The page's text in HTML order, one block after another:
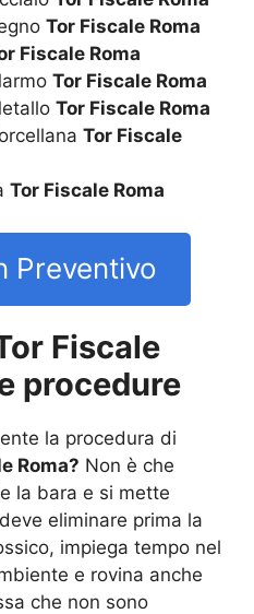
Tor Fiscale Roma
Fiscale Roma
Tor Fiscale Roma
Tor Fiscale Roma
Tor Fiscale
Tor Fiscale Roma
Preventivo
Fiscale
procedure
la procedura di
Roma? Non è che
la bara e si mette
eliminare prima la
impiega tempo nel
e rovina anche
che non sono